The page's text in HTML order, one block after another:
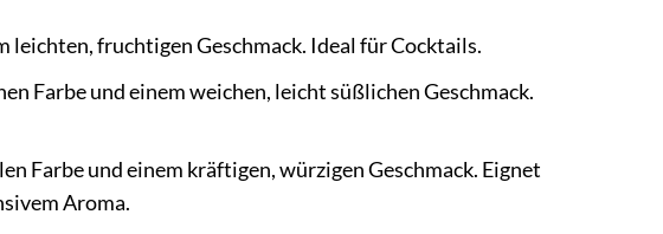
leichten, fruchtigen Geschmack. Ideal für Cocktails.
Farbe und einem weichen, leicht süßlichen Geschmack.
Farbe und einem kräftigen, würzigen Geschmack. Eignet
Aroma.